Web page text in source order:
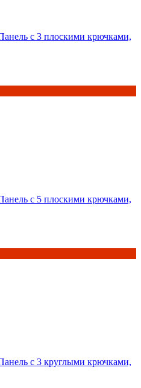
с 3 плоскими крючками,
с 5 плоскими крючками,
с 3 круглыми крючками,